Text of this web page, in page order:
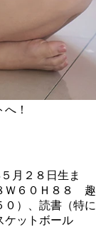
！
月２８日生ま
６０Ｈ８８ 趣
０）、読書（特に
ットボール